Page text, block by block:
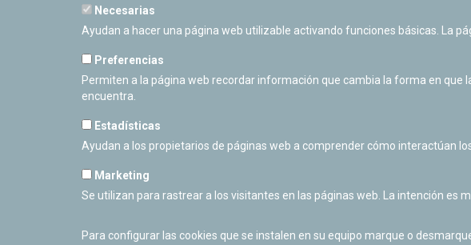
PLANETARIO DE PAMPLONA
Calle Sancho RamÃ­rez, s/n
Cerrado Temporalmente
Necesarias
Ayudan a hacer una página web utilizable activando funciones básicas. La
Preferencias
Permiten a la página web recordar información que cambia la forma en
encuentra.
Estadísticas
Ayudan a los propietarios de páginas web a comprender cómo interactúan
Marketing
Se utilizan para rastrear a los visitantes en las páginas web. La intención es
Para configurar las cookies que se instalen en su equipo marque o